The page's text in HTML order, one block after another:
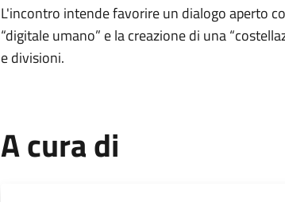
L'incontro intende favorire un dialogo aperto
“digitale umano” e la creazione di una
e divisioni.
A cura di